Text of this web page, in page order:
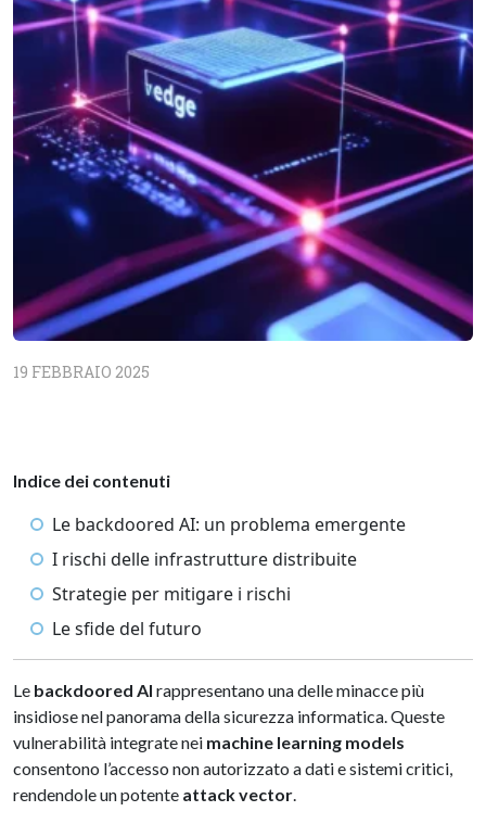
19 FEBBRAIO 2025
Indice dei contenuti
Le backdoored AI: un problema emergente
I rischi delle infrastrutture distribuite
Strategie per mitigare i rischi
Le sfide del futuro
Le backdoored AI rappresentano una delle minacce più
insidiose nel panorama della sicurezza informatica. Queste
vulnerabilità integrate nei machine learning models
consentono l’accesso non autorizzato a dati e sistemi critici,
rendendole un potente attack vector.